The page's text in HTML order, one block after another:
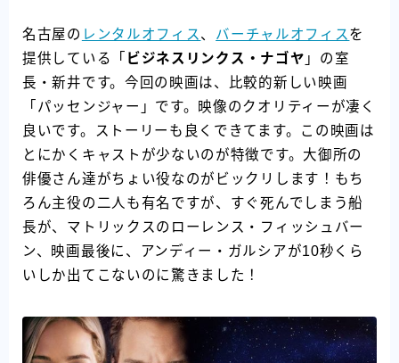
ご利用の流れ
アクセス
会社案内
名古屋の レンタルオフィス 、 バーチャルオフィス を
提供している「 ビジネスリンクス・ナゴヤ 」の室
長・新井です。今回の映画は、比較的新しい映画
「パッセンジャー」です。映像のクオリティーが凄く
良いです。ストーリーも良くできてます。この映画は
とにかくキャストが少ないのが特徴です。大御所の
俳優さん達がちょい役なのがビックリします！もち
ろん主役の二人も有名ですが、すぐ死んでしまう船
長が、マトリックスのローレンス・フィッシュバー
ン、映画最後に、アンディー・ガルシアが10秒くら
いしか出てこないのに驚きました！